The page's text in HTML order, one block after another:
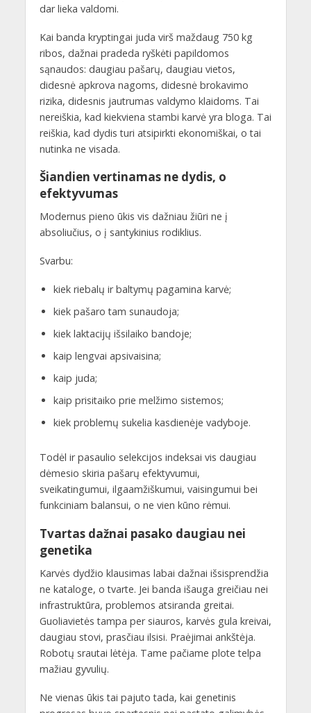
dar lieka valdomi.
Kai banda kryptingai juda virš maždaug 750 kg
ribos, dažnai pradeda ryškėti papildomos
sąnaudos: daugiau pašarų, daugiau vietos,
didesnė apkrova nagoms, didesnė brokavimo
rizika, didesnis jautrumas valdymo klaidoms. Tai
nereiškia, kad kiekviena stambi karvė yra bloga. Tai
reiškia, kad dydis turi atsipirkti ekonomiškai, o tai
nutinka ne visada.
Šiandien vertinamas ne dydis, o
efektyvumas
Modernus pieno ūkis vis dažniau žiūri ne į
absoliučius, o į santykinius rodiklius.
Svarbu:
kiek riebalų ir baltymų pagamina karvė;
kiek pašaro tam sunaudoja;
kiek laktacijų išsilaiko bandoje;
kaip lengvai apsivaisina;
kaip juda;
kaip prisitaiko prie melžimo sistemos;
kiek problemų sukelia kasdienėje vadyboje.
Todėl ir pasaulio selekcijos indeksai vis daugiau
dėmesio skiria pašarų efektyvumui,
sveikatingumui, ilgaamžiškumui, vaisingumui bei
funkciniam balansui, o ne vien kūno rėmui.
Tvartas dažnai pasako daugiau nei
genetika
Karvės dydžio klausimas labai dažnai išsisprendžia
ne kataloge, o tvarte. Jei banda išauga greičiau nei
infrastruktūra, problemos atsiranda greitai.
Guoliavietės tampa per siauros, karvės gula kreivai,
daugiau stovi, prasčiau ilsisi. Praėjimai ankštėja.
Robotų srautai lėtėja. Tame pačiame plote telpa
mažiau gyvulių.
Ne vienas ūkis tai pajuto tada, kai genetinis